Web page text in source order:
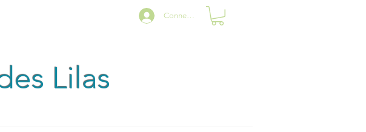
Connexion
Lilas